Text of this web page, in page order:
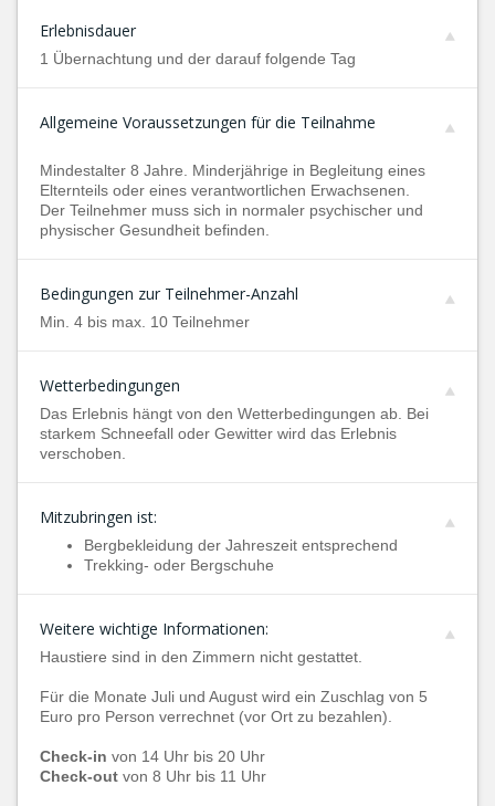
Erlebnisdauer
1 Übernachtung und der darauf folgende Tag
Allgemeine Voraussetzungen für die Teilnahme
Mindestalter 8 Jahre. Minderjährige in Begleitung eines
Elternteils oder eines verantwortlichen Erwachsenen.
Der Teilnehmer muss sich in normaler psychischer und
physischer Gesundheit befinden.
Bedingungen zur Teilnehmer-Anzahl
Min. 4 bis max. 10 Teilnehmer
Wetterbedingungen
Das Erlebnis hängt von den Wetterbedingungen ab. Bei
starkem Schneefall oder Gewitter wird das Erlebnis
verschoben.
Mitzubringen ist:
Bergbekleidung der Jahreszeit entsprechend
Trekking- oder Bergschuhe
Weitere wichtige Informationen:
Haustiere sind in den Zimmern nicht gestattet.
Für die Monate Juli und August wird ein Zuschlag von 5
Euro pro Person verrechnet (vor Ort zu bezahlen).
Check-in von 14 Uhr bis 20 Uhr
Check-out von 8 Uhr bis 11 Uhr